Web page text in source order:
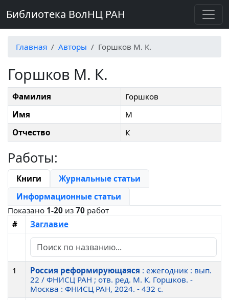
Библиотека ВолНЦ РАН
Главная Авторы Горшков М. К.
Горшков М. К.
Фамилия
Горшков
Имя
М
Отчество
К
Работы:
Книги
Журнальные статьи
Информационные статьи
Показано 1-20 из 70 работ
#
Заглавие
1 Россия реформирующаяся : ежегодник : вып.
22 / ФНИСЦ РАН ; отв. ред. М. К. Горшков. -
Москва : ФНИСЦ РАН, 2024. - 432 c.